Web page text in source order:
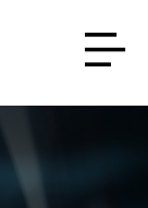
열기